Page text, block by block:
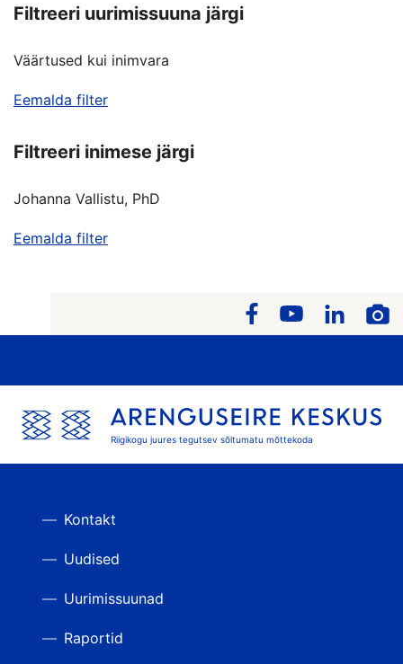
Filtreeri uurimissuuna järgi
Väärtused kui inimvara
Eemalda filter
Filtreeri inimese järgi
Johanna Vallistu, PhD
Eemalda filter
Riigikogu juures tegutsev sõltumatu mõttekoda
Kontakt
Uudised
Uurimissuunad
Raportid